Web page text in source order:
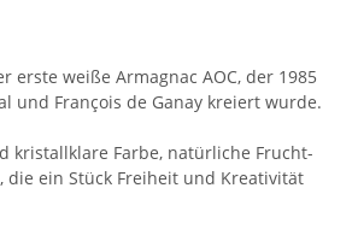
erste weiße Armagnac AOC, der 1985
und François de Ganay kreiert wurde.
kristallklare Farbe, natürliche Frucht-
die ein Stück Freiheit und Kreativität